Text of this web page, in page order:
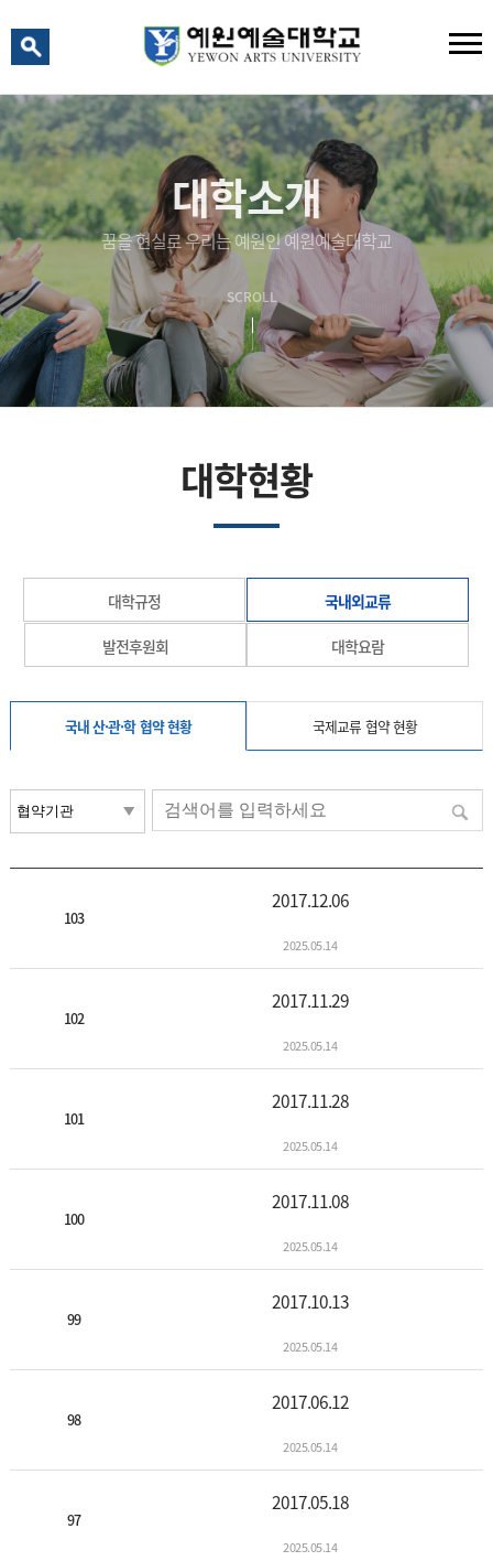
대학소개
꿈을 현실로 우리는 예원인 예원예술대학교
SCROLL
대학현황
대학규정 국내외교류
발전후원회 대학요람
국내 산·관·학 협약 현황 국제교류 협약 현황
103
2017.12.06
2025.05.14
102
2017.11.29
2025.05.14
101
2017.11.28
2025.05.14
100
2017.11.08
2025.05.14
99
2017.10.13
2025.05.14
98
2017.06.12
2025.05.14
97
2017.05.18
2025.05.14
예원 AI
예원예술대학교 AI 상담